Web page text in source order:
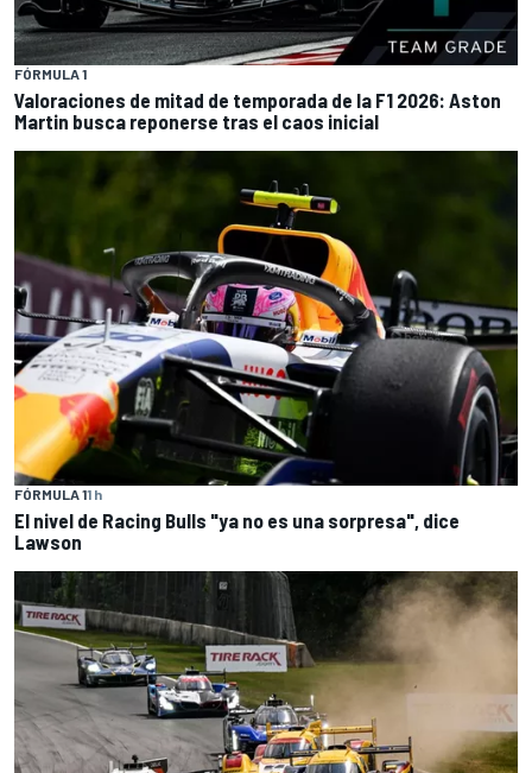
FÓRMULA 1
Valoraciones de mitad de temporada de la F1 2026: Aston
Martin busca reponerse tras el caos inicial
FÓRMULA 11 h
El nivel de Racing Bulls "ya no es una sorpresa", dice
Lawson